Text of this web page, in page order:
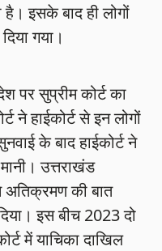
इसके बाद ही लोगों
गया।
पर सुप्रीम कोर्ट का
ने हाईकोर्ट से इन लोगों
के बाद हाईकोर्ट ने
उत्तराखंड
अतिक्रमण की बात
इस बीच 2023 दो
में याचिका दाखिल